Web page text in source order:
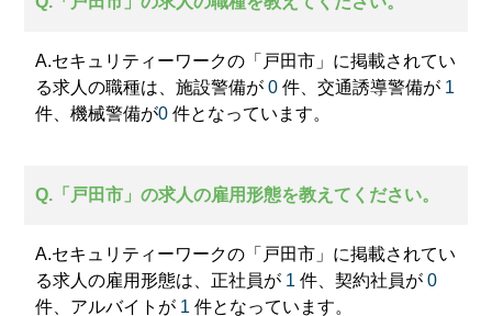
A.セキュリティーワークの「戸田市」に掲載されてい
る求人の職種は、施設警備が0 件、交通誘導警備が 1
件、機械警備が0 件となっています。
Q.「戸田市」の求人の雇用形態を教えてください。
A.セキュリティーワークの「戸田市」に掲載されてい
る求人の雇用形態は、正社員が 1 件、契約社員が0
件、アルバイトが 1 件となっています。